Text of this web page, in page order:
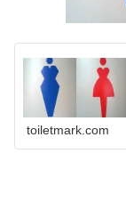
toiletmark.com